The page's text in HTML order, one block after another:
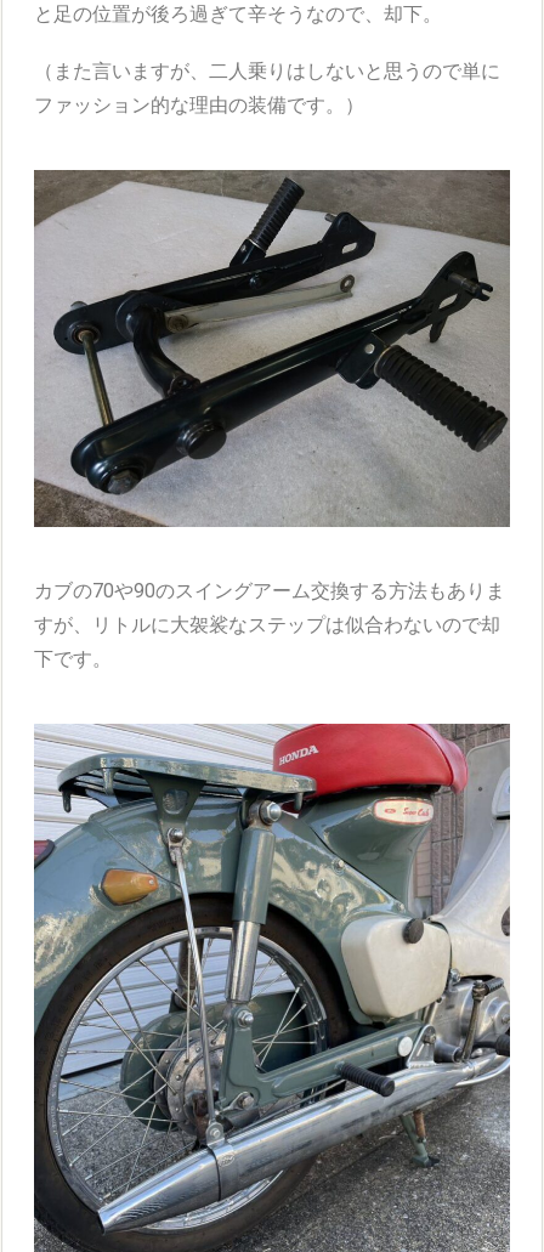
と足の位置が後ろ過ぎて辛そうなので 、却下。
（また言いますが、二人乗りはしないと思うので単に
ファッション的な理由の装備です。）
カブの70や90のスイングアーム交換する方法もありま
すが、リトルに大袈裟なステップは似合わないので却
下です。